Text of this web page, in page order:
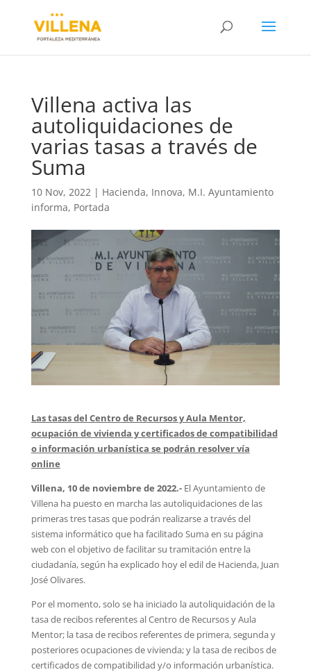
Villena activa las
autoliquidaciones de
varias tasas a través de
Suma
10 Nov, 2022| Hacienda, Innova, M.I. Ayuntamiento
informa, Portada
Las tasas del Centro de Recursos y Aula Mentor,
ocupación de vivienda y certificados de compatibilidad
o información urbanística se podrán resolver vía
online
Villena, 10 de noviembre de 2022.- El Ayuntamiento de
Villena ha puesto en marcha las autoliquidaciones de las
primeras tres tasas que podrán realizarse a través del
sistema informático que ha facilitado Suma en su página
web con el objetivo de facilitar su tramitación entre la
ciudadanía, según ha explicado hoy el edil de Hacienda, Juan
José Olivares.
Por el momento, solo se ha iniciado la autoliquidación de la
tasa de recibos referentes al Centro de Recursos y Aula
Mentor; la tasa de recibos referentes de primera, segunda y
posteriores ocupaciones de vivienda; y la tasa de recibos de
certificados de compatibilidad y/o información urbanística.